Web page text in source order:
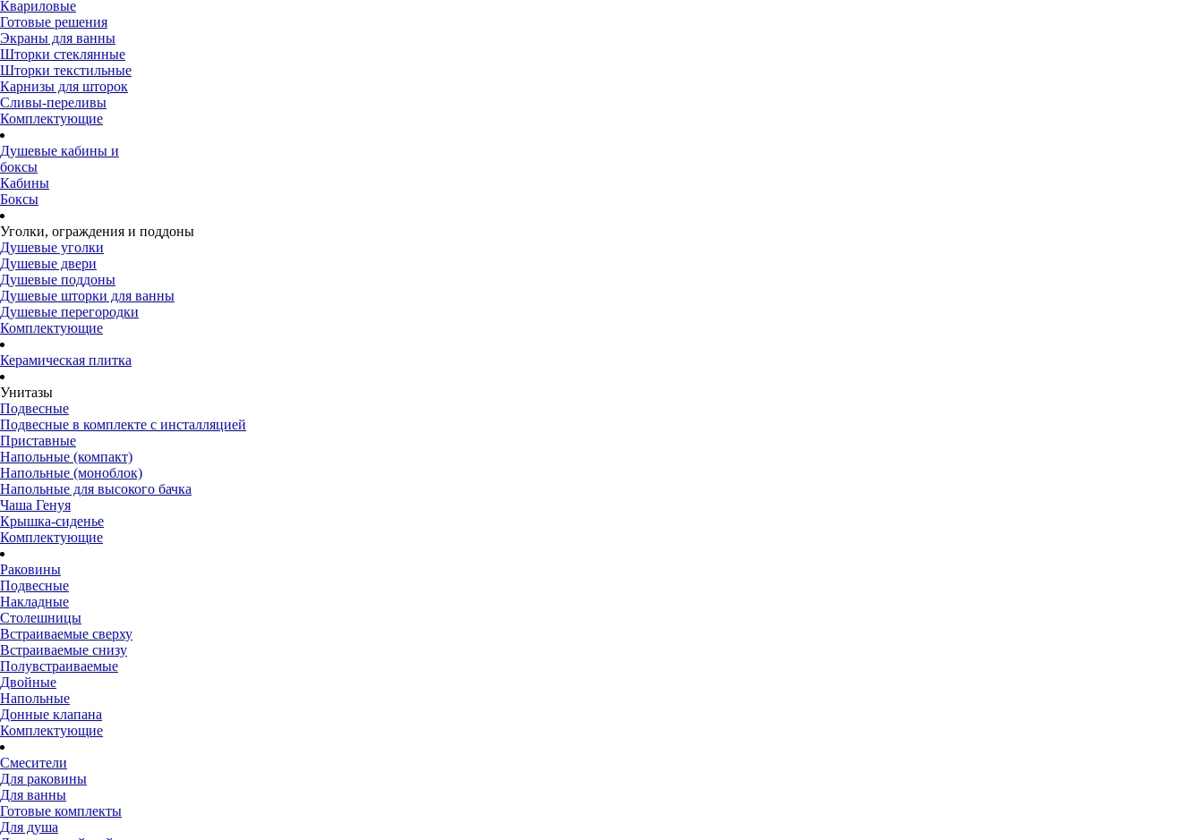
Квариловые
Готовые решения
Экраны для ванны
Шторки стеклянные
Шторки текстильные
Карнизы для шторок
Сливы-переливы
Комплектующие
Душевые кабины и
боксы
Кабины
Боксы
Уголки, ограждения и поддоны
Душевые уголки
Душевые двери
Душевые поддоны
Душевые шторки для ванны
Душевые перегородки
Комплектующие
Керамическая плитка
Унитазы
Подвесные
Подвесные в комплекте с инсталляцией
Приставные
Напольные (компакт)
Напольные (моноблок)
Напольные для высокого бачка
Чаша Генуя
Крышка-сиденье
Комплектующие
Раковины
Подвесные
Накладные
Столешницы
Встраиваемые сверху
Встраиваемые снизу
Полувстраиваемые
Двойные
Напольные
Донные клапана
Комплектующие
Смесители
Для раковины
Для ванны
Готовые комплекты
Для душа